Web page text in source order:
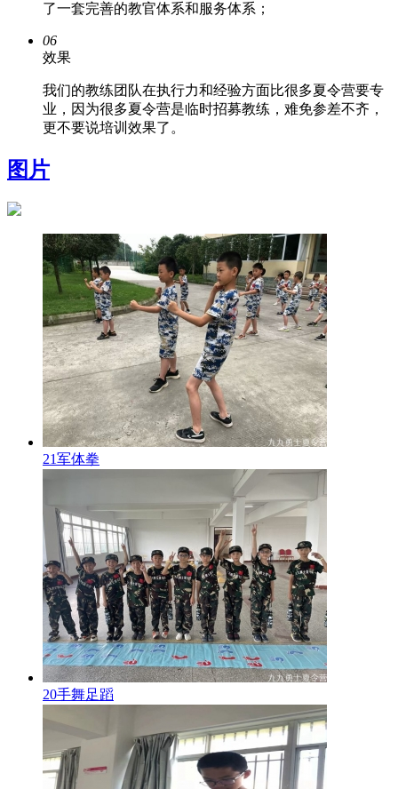
了一套完善的教官体系和服务体系；
06
效果
我们的教练团队在执行力和经验方面比很多夏令营要专
业，因为很多夏令营是临时招募教练，难免参差不齐，
更不要说培训效果了。
图片
21军体拳
20手舞足蹈